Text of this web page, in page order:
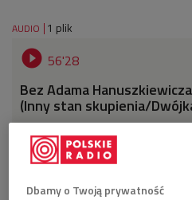
AUDIO 1 plik
 56'28
Bez Adama
(Inny stan skupienia/
Dbamy o Twoją prywatność